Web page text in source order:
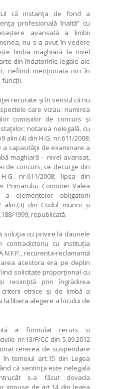
că instanţa de fond a
profesională înaltă” cu
avansată a limbii
nu s-a avut în vedere
limba maghiară la nivel
din îndatoririle legale ale
nefiind menţionată nici în
funcţii.
recurate și în sensul că nu
care vizau: numirea
comisiilor de concurs și
notarea nelegală, cu
alin.(4) din H.G. nr.611/2008;
a capacităţii de examinare a
maghiară – nivel avansat,
de concurs, ce decurge din
nr.611/2008; lipsa din
Primarului Comunei Valea
a elementelor obligatorii
alin.(3) din Codul muncii și
1999, republicată.
soluţia cu privire la daunele
contradictoriu cu instituţia
recurenta-reclamantă
acestora era pe deplin
solicitate proporţional cu
resimţită prin îngrădirea
criterii etnice și de limbă a
la libera alegere a locului de
a formulat recurs și
nr.13/F/CC din 5.09.2012
cererea de suspendare
temeiul art.15 din Legea
că sentinţa este nelegală
s-a făcut dovada
impuse de art.14 din legea